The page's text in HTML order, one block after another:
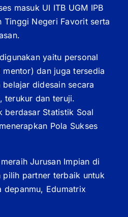
masuk UI ITB UGM IPB
Tinggi Negeri Favorit serta
yaitu personal
mentor) dan juga tersedia
didesain secara
terukur dan teruji.
berdasar Statistik Soal
Pola Sukses
Jurusan Impian di
pilih partner terbaik untuk
depanmu, Edumatrix